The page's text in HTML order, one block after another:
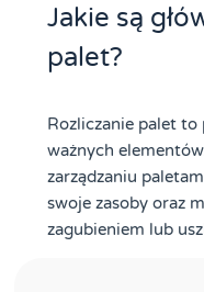
Jakie są
palet?
Rozliczanie palet to
ważnych
zarządzaniu
swoje zasoby oraz
zagubieniem lub